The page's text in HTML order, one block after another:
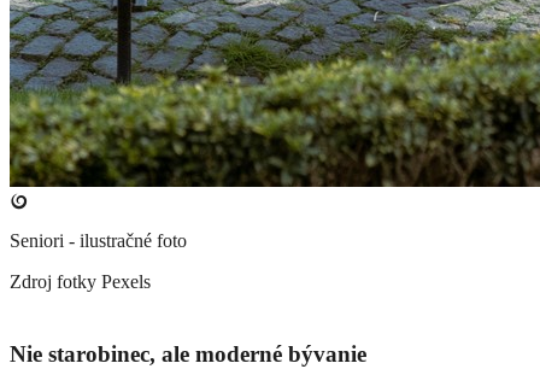
Seniori - ilustračné foto
Zdroj fotky Pexels
Nie starobinec, ale moderné bývanie